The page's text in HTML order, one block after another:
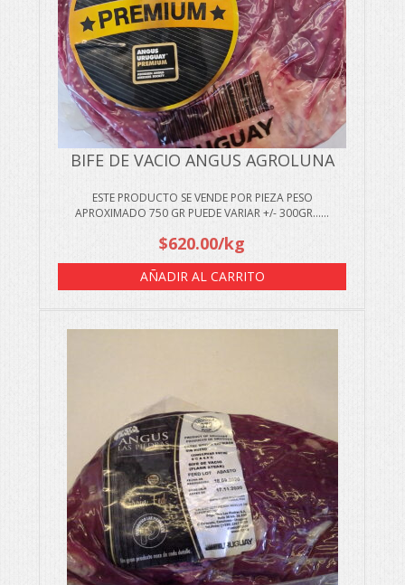
BIFE DE VACIO ANGUS AGROLUNA
ESTE PRODUCTO SE VENDE POR PIEZA PESO
APROXIMADO 750 GR PUEDE VARIAR +/- 300GR…...
$620.00/kg
AÑADIR AL CARRITO